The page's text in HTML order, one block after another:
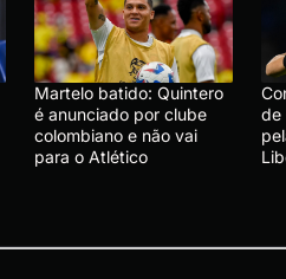
Martelo batido: Quintero
é anunciado por clube
colombiano e não vai
para o Atlético
de